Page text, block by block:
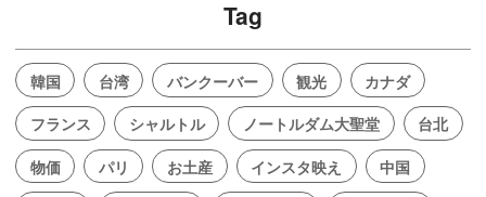
Tag
韓国 台湾 バンクーバー 観光
カナダ
フランス
シャルトル ノートルダム大聖堂
台北
物価
パリ お土産 インスタ映え
中国